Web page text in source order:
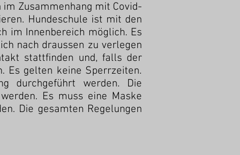
Zusammenhang mit Covid-
Hundeschule ist mit den
im Innenbereich möglich. Es
nach draussen zu verlegen
stattfinden und, falls der
Es gelten keine Sperrzeiten.
durchgeführt werden. Die
Es muss eine Maske
Die gesamten Regelungen